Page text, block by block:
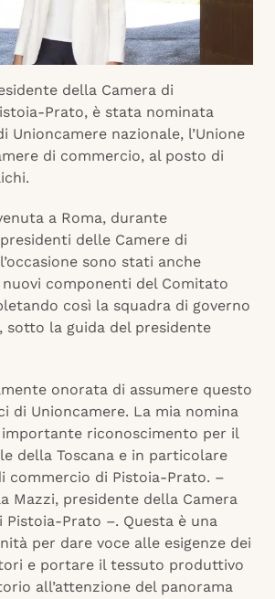
della Camera di
Prato, è stata nominata
Unioncamere nazionale, l’Unione
di commercio, al posto di
a Roma, durante
presidenti delle Camere di
sono stati anche
componenti del Comitato
così la squadra di governo
sotto la guida del presidente
onorata di assumere questo
di Unioncamere. La mia nomina
riconoscimento per il
della Toscana e in particolare
commercio di Pistoia-Prato. –
Mazzi, presidente della Camera
Pistoia-Prato –. Questa è una
per dare voce alle esigenze dei
e portare il tessuto produttivo
all’attenzione del panorama